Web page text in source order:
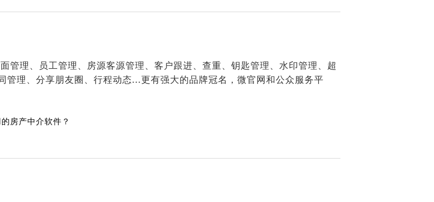
管理、员工管理、房源客源管理、客户跟进、查重、钥匙管理、水印管理、超
管理、分享朋友圈、行程动态...更有强大的品牌冠名，微官网和公众服务平
房产中介软件？